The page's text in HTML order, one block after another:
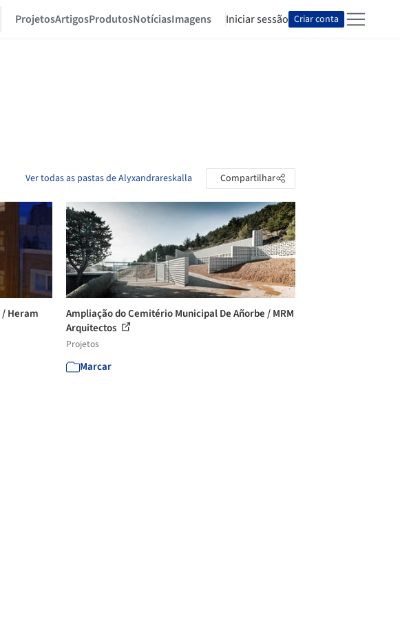
ProjetosArtigosProdutosNotíciasImagens Iniciar sessão Criar conta
Ver todas as pastas de Alyxandrareskalla Compartilhar
Heram
Ampliação do Cemitério Municipal De Añorbe / MRM
Arquitectos
Projetos
Marcar